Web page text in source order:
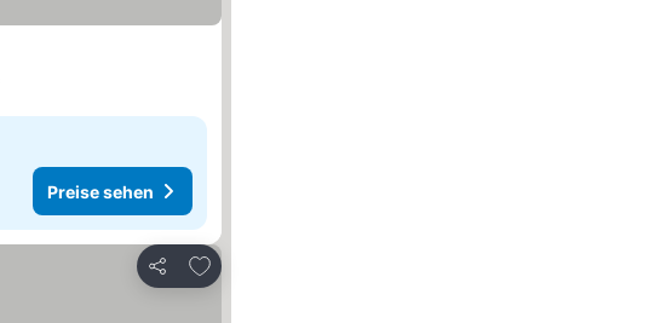
Preise sehen
Teilen
Zu Favoriten hinzufügen